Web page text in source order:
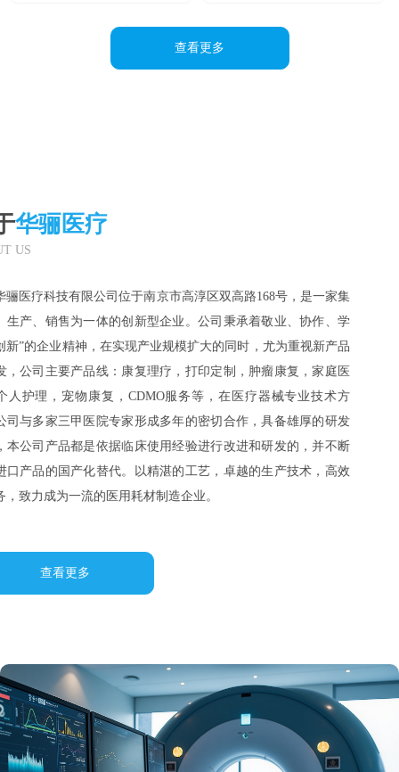
查看更多
关于华骊医疗
ABOUT US
南京华骊医疗科技有限公司位于南京市高淳区双高路168号，是一家集
研发、生产、销售为一体的创新型企业。公司秉承着敬业、协作、学
习、创新”的企业精神，在实现产业规模扩大的同时，尤为重视新产品
的研发，公司主要产品线：康复理疗，打印定制，肿瘤康复，家庭医
疗，个人护理，宠物康复，CDMO服务等，在医疗器械专业技术方
面，公司与多家三甲医院专家形成多年的密切合作，具备雄厚的研发
力量，本公司产品都是依据临床使用经验进行改进和研发的，并不断
推动进口产品的国产化替代。以精湛的工艺，卓越的生产技术，高效
的服务，致力成为一流的医用耗材制造企业。
查看更多